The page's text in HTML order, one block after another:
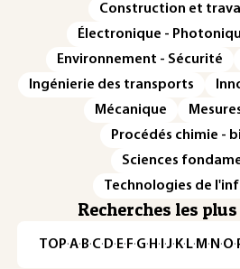
Construction et
Électronique -
Environnement - Sécurité
Ingénierie des transports
Mécanique
Procédés chimie -
Sciences
Technologies de
Recherches les
TOP·A·B·C· D· E· F·G· H · ·J· K· L· M · N ·O·